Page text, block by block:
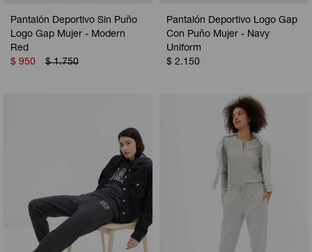
Pantalón Deportivo Sin Puño
Logo Gap Mujer - Modern
Red
$ 950 $ 1.750
Pantalón Deportivo Logo Gap
Con Puño Mujer - Navy
Uniform
$ 2.150